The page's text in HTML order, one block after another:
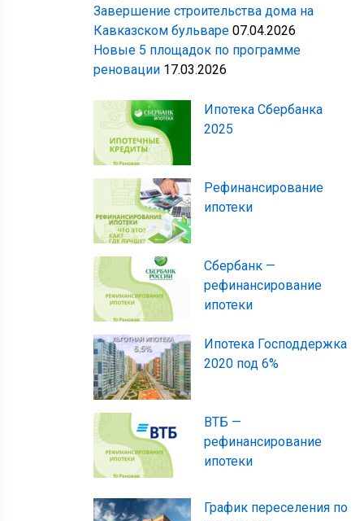
Завершение строительства дома на
Кавказском бульваре 07.04.2026
Новые 5 площадок по программе
реновации 17.03.2026
Ипотека Сбербанка
2025
Рефинансирование
ипотеки
Сбербанк —
рефинансирование
ипотеки
Ипотека Господдержка
2020 под 6%
ВТБ —
рефинансирование
ипотеки
График переселения по